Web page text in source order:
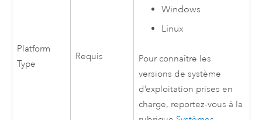
Platform
Type
Requis
Windows
Linux
Pour connaître les
versions de système
d’exploitation prises en
charge, reportez-vous à la